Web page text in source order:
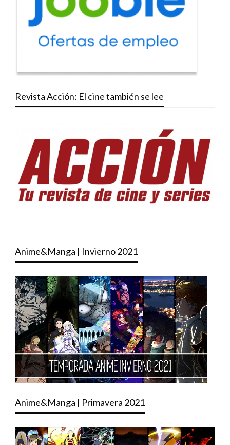
Revista Acción: El cine también se lee
Anime&Manga | Invierno 2021
Anime&Manga | Primavera 2021